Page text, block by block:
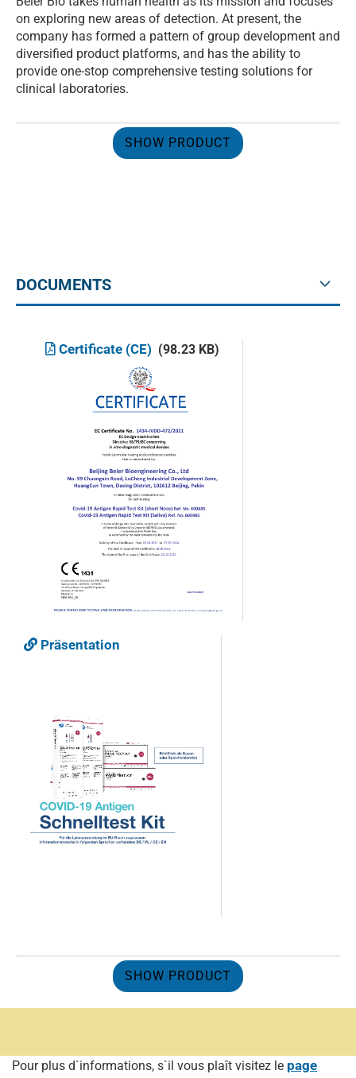
on exploring new areas of detection. At present, the
company has formed a pattern of group development and
diversified product platforms, and has the ability to
provide one-stop comprehensive testing solutions for
clinical laboratories.
SHOW PRODUCT
DOCUMENTS
Certificate (CE) (98.23 KB)
Präsentation
SHOW PRODUCT
Pour plus d`informations, s`il vous plaît visitez le page